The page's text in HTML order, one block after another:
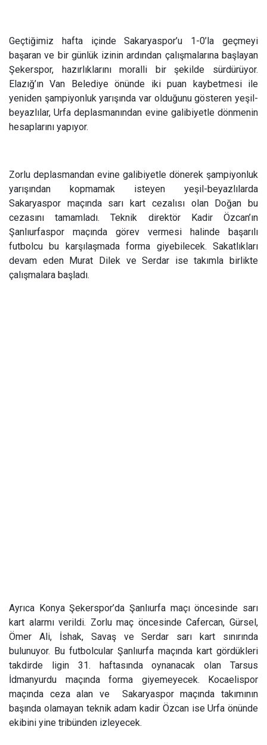
Geçtiğimiz hafta içinde Sakaryaspor’u 1-0’la geçmeyi
başaran ve bir günlük izinin ardından çalışmalarına başlayan
Şekerspor, hazırlıklarını moralli bir şekilde sürdürüyor.
Elazığ’ın Van Belediye önünde iki puan kaybetmesi ile
yeniden şampiyonluk yarışında var olduğunu gösteren yeşil-
beyazlılar, Urfa deplasmanından evine galibiyetle dönmenin
hesaplarını yapıyor.
Zorlu deplasmandan evine galibiyetle dönerek şampiyonluk
yarışından kopmamak isteyen yeşil-beyazlılarda
Sakaryaspor maçında sarı kart cezalısı olan Doğan bu
cezasını tamamladı. Teknik direktör Kadir Özcan’ın
Şanlıurfaspor maçında görev vermesi halinde başarılı
futbolcu bu karşılaşmada forma giyebilecek. Sakatlıkları
devam eden Murat Dilek ve Serdar ise takımla birlikte
çalışmalara başladı.
Ayrıca Konya Şekerspor’da Şanlıurfa maçı öncesinde sarı
kart alarmı verildi. Zorlu maç öncesinde Cafercan, Gürsel,
Ömer Ali, İshak, Savaş ve Serdar sarı kart sınırında
bulunuyor. Bu futbolcular Şanlıurfa maçında kart gördükleri
takdirde ligin 31. haftasında oynanacak olan Tarsus
İdmanyurdu maçında forma giyemeyecek. Kocaelispor
maçında ceza alan ve Sakaryaspor maçında takımının
başında olamayan teknik adam kadir Özcan ise Urfa önünde
ekibini yine tribünden izleyecek.